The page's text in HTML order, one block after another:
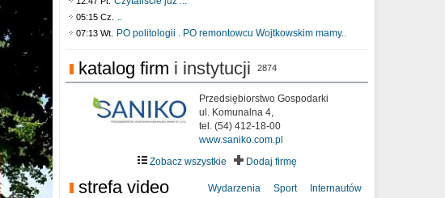
05:15 Cz. ..
07:13 Wt. PO politologii . PO remontowcu Wojtkowskim mamy..
katalog firm i instytucji 2874
Przedsiębiorstwo Gospodarki
ul. Komunalna 4,
tel. (54) 412-18-00
www.saniko.com.pl
Zobacz wszystkie
Dodaj firmę
strefa video Wydarzenia Sport Internautów